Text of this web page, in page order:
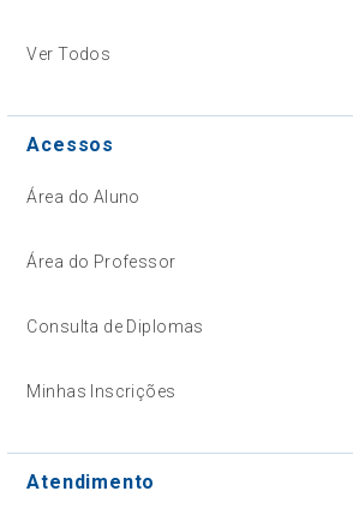
Ver Todos
Acessos
Área do Aluno
Área do Professor
Consulta de Diplomas
Minhas Inscrições
Atendimento